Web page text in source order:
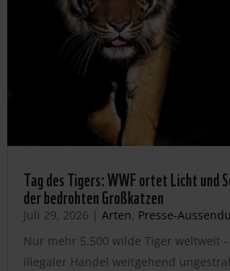
Tag des Tigers: WWF ortet Licht und
der bedrohten Großkatzen
Juli 29, 2026 | Arten, Presse-
Nur mehr 5.500 wilde Tiger weltweit
illegaler Handel weitgehend